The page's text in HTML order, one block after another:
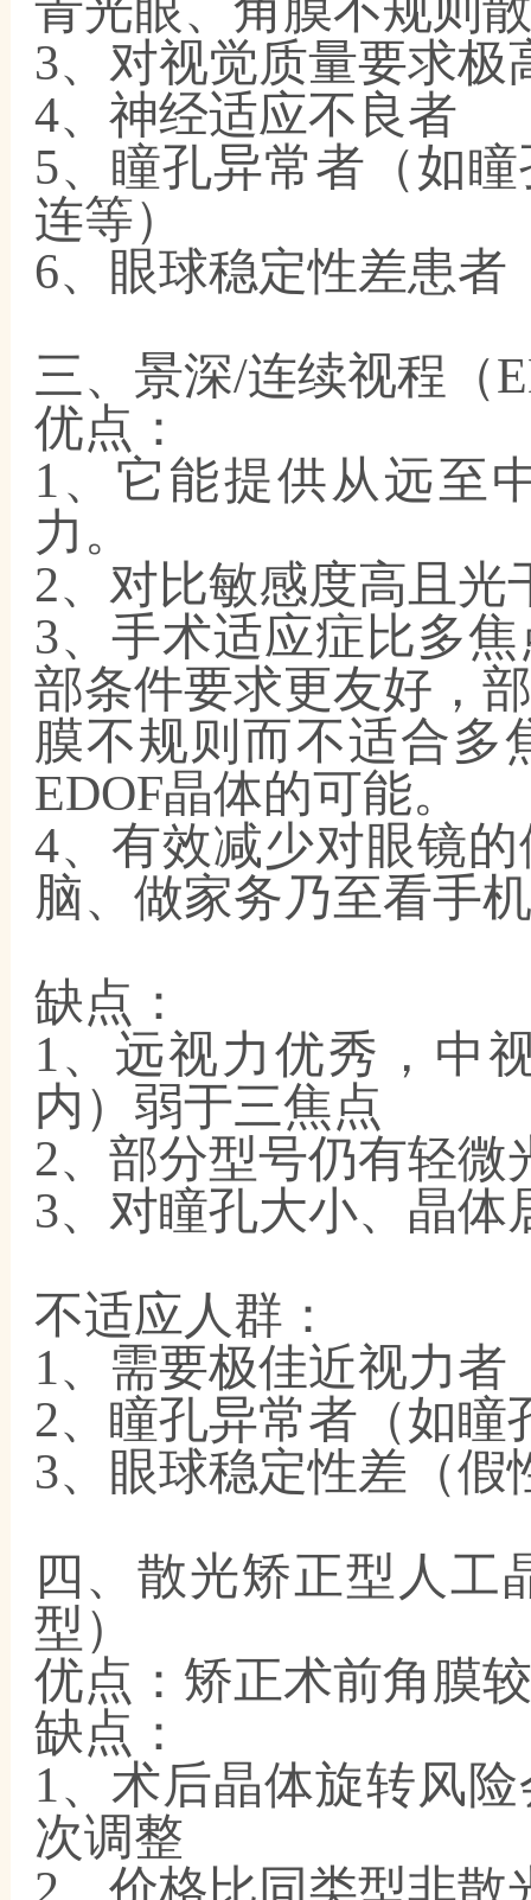
3、对视觉质量要求
4、神经适应不良者
5、瞳孔异常者（如
连等）
6、眼球稳定性差患者
三、景深/连续视程（
优点：
1、它能提供从远至
力。
2、对比敏感度高且光
3、手术适应症比多
部条件要求更友好，
膜不规则而不适合多
EDOF晶体的可能。
4、有效减少对眼镜
脑、做家务乃至看手
缺点：
1、远视力优秀，中
内）弱于三焦点
2、部分型号仍有轻微
3、对瞳孔大小、晶体
不适应人群：
1、需要极佳近视力
2、瞳孔异常者（如瞳
3、眼球稳定性差（假
四、散光矫正型人工
型）
优点：矫正术前角膜
缺点：
1、术后晶体旋转风
次调整